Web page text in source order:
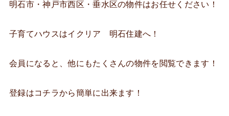
明石市・神戸市西区・垂水区の物件はお任せください！
子育てハウスはイクリア 明石住建へ！
会員になると、他にもたくさんの物件を閲覧できます！
登録はコチラから簡単に出来ます！